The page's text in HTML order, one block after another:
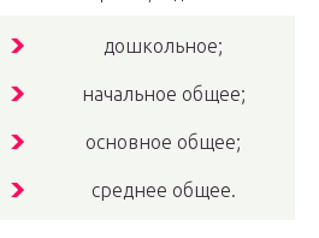
дошкольное;
начальное общее;
основное общее;
среднее общее.